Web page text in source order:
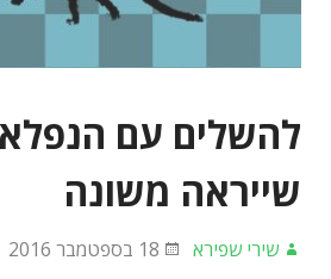
להשלים עם
שייראה משונה
שירי שפירא 18 בספטמבר 2016